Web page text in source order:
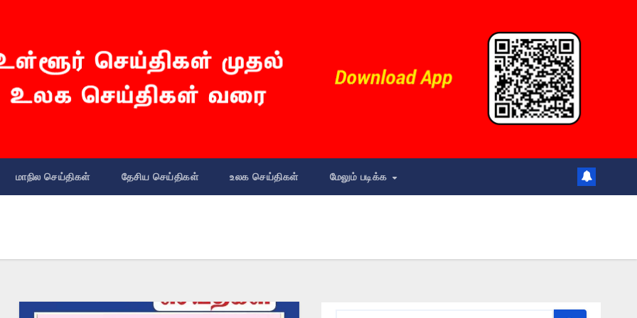
மாநில செய்திகள் தேசிய செய்திகள் உலக செய்திகள் மேலும் படிக்க